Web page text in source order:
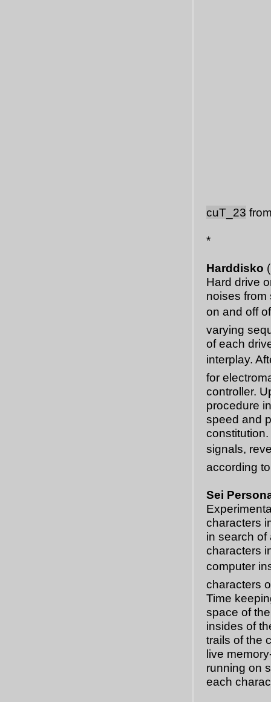
cuT_23
*
Harddisko
Hard drive
noises from
on and off
varying
of each
interplay.
for
controller.
procedure
speed and
signals,
according
Sei
characters
in search of
characters
computer
characters
Time
space of
insides of
trails of the
live
running on
each